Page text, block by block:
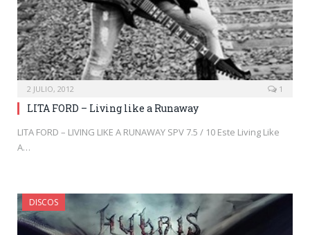
2 JULIO, 2012 1
LITA FORD – Living like a Runaway
LITA FORD – LIVING LIKE A RUNAWAY SPV 7.5 / 10 Este Living Like
A…
DISCOS